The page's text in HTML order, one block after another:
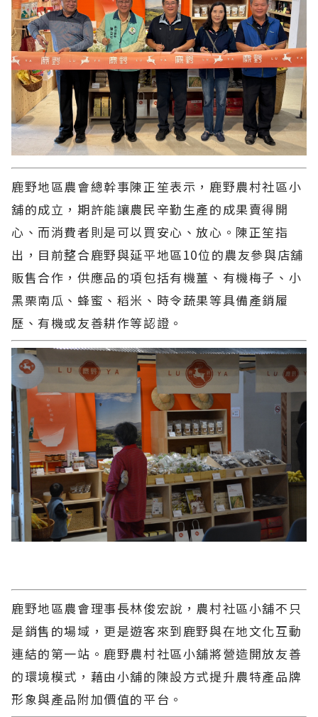
鹿野地區農會總幹事陳正笙表示，鹿野農村社區小
舖的成立，期許能讓農民辛勤生產的成果賣得開
心、而消費者則是可以買安心、放心。陳正笙指
出，目前整合鹿野與延平地區10位的農友參與店舖
販售合作，供應品的項包括有機薑、有機梅子、小
黑栗南瓜、蜂蜜、稻米、時令蔬果等具備產銷履
歷、有機或友善耕作等認證。
鹿野地區農會理事長林俊宏說，農村社區小舖不只
是銷售的場域，更是遊客來到鹿野與在地文化互動
連結的第一站。鹿野農村社區小舖將營造開放友善
的環境模式，藉由小舖的陳設方式提升農特產品牌
形象與產品附加價值的平台。